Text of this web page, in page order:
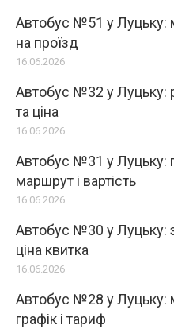
Автобус №51 у Луцьку:
на проїзд
16.06.2026
Автобус №32 у Луцьку:
та ціна
16.06.2026
Автобус №31 у Луцьку:
маршрут і вартість
16.06.2026
Автобус №30 у Луцьку:
ціна квитка
16.06.2026
Автобус №28 у Луцьку:
графік і тариф